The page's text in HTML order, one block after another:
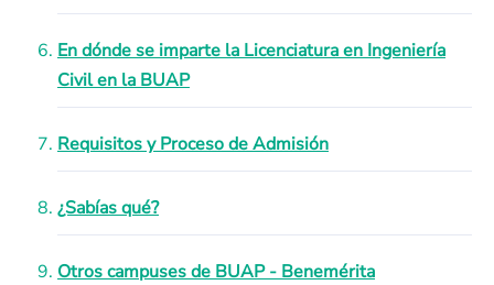
En dónde se imparte la Licenciatura en Ingeniería
Civil en la BUAP
Requisitos y Proceso de Admisión
¿Sabías qué?
Otros campuses de BUAP - Benemérita